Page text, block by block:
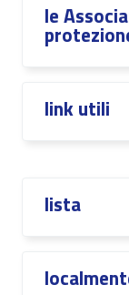
le
link utili
lista